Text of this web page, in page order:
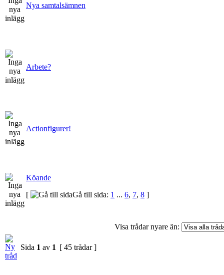
Nya samtalsämnen
Arbete?
Actionfigurer!
Köande
[
Gå till sida: 1 ... 6, 7, 8 ]
Visa trådar nyare än:
Sida 1 av 1 [ 45 trådar ]